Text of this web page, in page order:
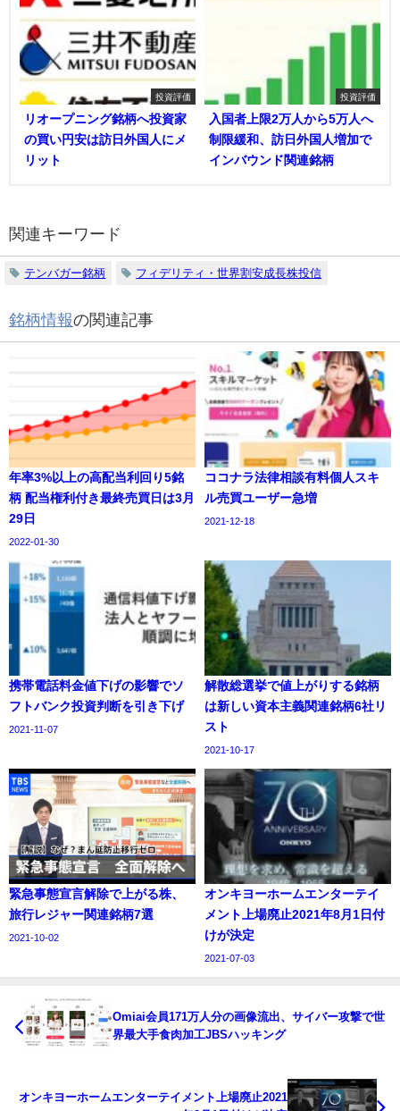
投資評価
リオープニング銘柄へ投資家
の買い円安は訪日外国人にメ
リット
投資評価
入国者上限2万人から5万人へ
制限緩和、訪日外国人増加で
インバウンド関連銘柄
関連キーワード
テンバガー銘柄 フィデリティ・世界割安成長株投信
銘柄情報の関連記事
年率3%以上の高配当利回り5銘
柄 配当権利付き最終売買日は3月
29日
2022-01-30
ココナラ法律相談有料個人スキ
ル売買ユーザー急増
2021-12-18
携帯電話料金値下げの影響でソ
フトバンク投資判断を引き下げ
2021-11-07
解散総選挙で値上がりする銘柄
は新しい資本主義関連銘柄6社リ
スト
2021-10-17
緊急事態宣言解除で上がる株、
旅行レジャー関連銘柄7選
2021-10-02
オンキヨーホームエンターテイ
メント上場廃止2021年8月1日付
けが決定
2021-07-03
Omiai会員171万人分の画像流出、サイバー攻撃で世
界最大手食肉加工JBSハッキング
オンキヨーホームエンターテイメント上場廃止2021